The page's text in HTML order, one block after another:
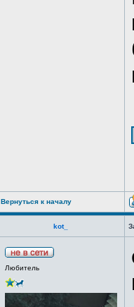
Вернуться к началу
kot_
Любитель